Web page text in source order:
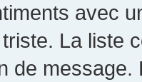
avec
La liste
de